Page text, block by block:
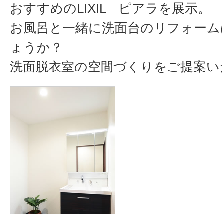
おすすめのLIXIL ピアラを展示。
お風呂と一緒に洗面台のリフォー
ょうか？
洗面脱衣室の空間づくりをご提案